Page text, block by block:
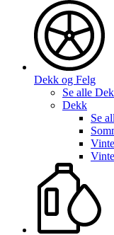
Dekk og Felg
Se alle
Dekk
Se